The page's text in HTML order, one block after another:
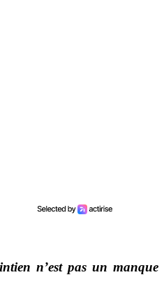
n’est pas un manque